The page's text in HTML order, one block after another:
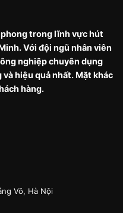
trong lĩnh vực hút
Với đội ngũ nhân viên
nghiệp chuyên dụng
hiệu quả nhất. Mặt khác
hàng.
Võ, Hà Nội